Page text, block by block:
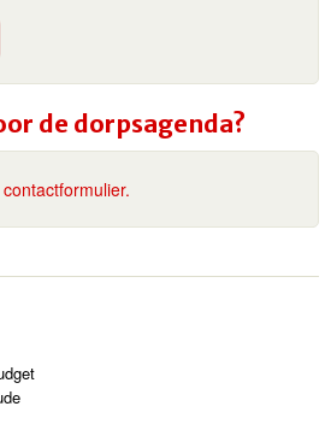
de dorpsagenda?
contactformulier.